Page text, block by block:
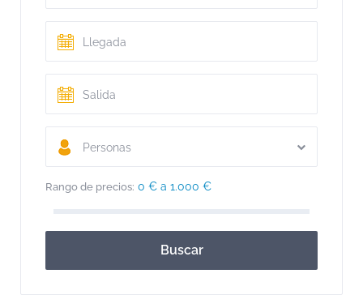
Personas
Rango de precios: 0 € a 1.000 €
Buscar